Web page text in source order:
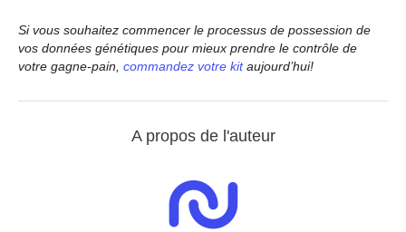
Si vous souhaitez commencer le processus de possession de
vos données génétiques pour mieux prendre le contrôle de
votre gagne-pain, commandez votre kitaujourd’hui!
A propos de l'auteur